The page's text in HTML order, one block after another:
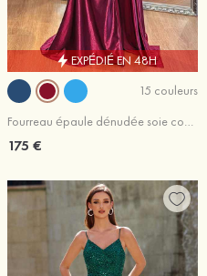
EXPÉDIÉ EN 48H
15 couleurs
Fourreau épaule dénudée soie comme du satin traîne balayage robe de bal avec drapé latéral fendue
175 €